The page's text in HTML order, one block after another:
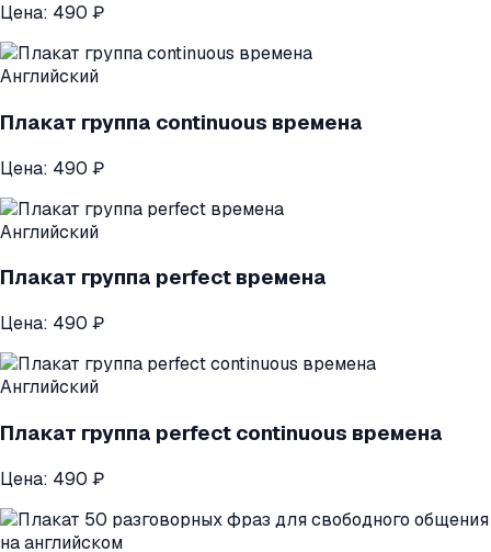
Цена: 490 ₽
Английский
Плакат группа continuous времена
Цена: 490 ₽
Английский
Плакат группа perfect времена
Цена: 490 ₽
Английский
Плакат группа perfect continuous времена
Цена: 490 ₽